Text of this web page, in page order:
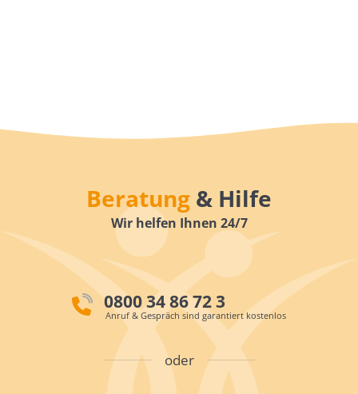
Beratung & Hilfe
Wir helfen Ihnen 24/7
0800 34 86 72 3
Anruf & Gespräch sind garantiert kostenlos
oder